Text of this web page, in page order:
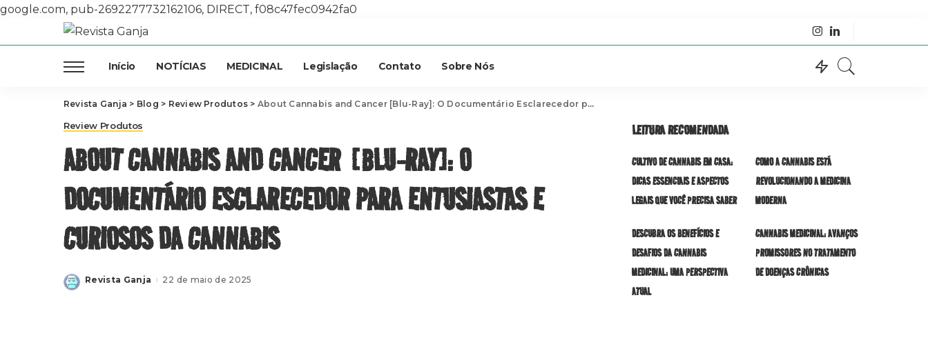
google.com, pub-2692277732162106, DIRECT, f08c47fec0942fa0
Início NOTÍCIAS MEDICINAL Legislação Contato Sobre Nós
Revista Ganja > Blog > Review Produtos > About Cannabis and Cancer [Blu-Ray]: O Documentário Esclarecedor para Entusiastas e Curiosos da Cannabis
Review Produtos
ABOUT CANNABIS AND CANCER [BLU-RAY]: O
DOCUMENTÁRIO ESCLARECEDOR PARA ENTUSIASTAS E
CURIOSOS DA CANNABIS
Posted
Revista Ganja 22 de maio de 2025
LEITURA RECOMENDADA
CULTIVO DE CANNABIS EM CASA:
DICAS ESSENCIAIS E ASPECTOS
LEGAIS QUE VOCÊ PRECISA SABER
COMO A CANNABIS ESTÁ
REVOLUCIONANDO A MEDICINA
MODERNA
DESCUBRA OS BENEFÍCIOS E
DESAFIOS DA CANNABIS
MEDICINAL: UMA PERSPECTIVA
ATUAL
CANNABIS MEDICINAL: AVANÇOS
PROMISSORES NO TRATAMENTO
DE DOENÇAS CRÔNICAS